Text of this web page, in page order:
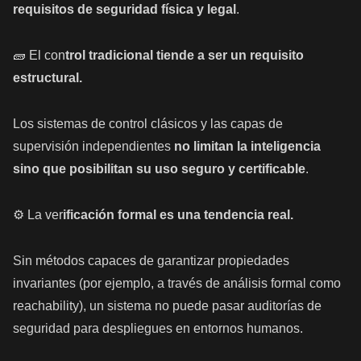
requisitos de seguridad física y legal .
🧱 El control tradicional tiende a ser un requisito
estructural.
Los sistemas de control clásicos y las capas de
supervisión independientes no limitan la inteligencia
sino que posibilitan su uso seguro y certificable.
⚙️ La verificación formal es una tendencia real.
Sin métodos capaces de garantizar propiedades
invariantes (por ejemplo, a través de análisis formal como
reachability), un sistema no puede pasar auditorías de
seguridad para despliegues en entornos humanos.